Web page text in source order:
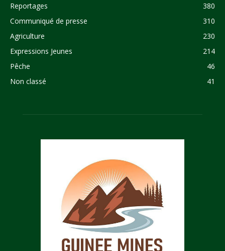
Reportages
380
Communiqué de presse
310
Agriculture
230
Expressions Jeunes
214
Pêche
46
Non classé
41